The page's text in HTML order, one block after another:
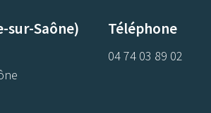
sur-Saône) Téléphone
04 74 03 89 02